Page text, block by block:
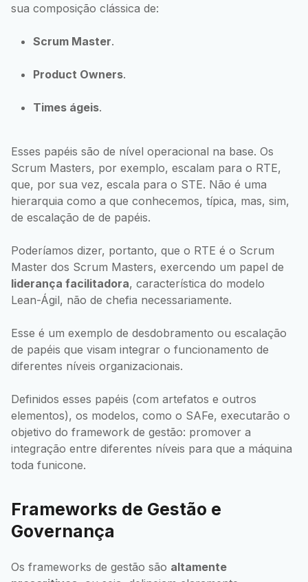
sua composição clássica de:
Scrum Master.
Product Owners.
Times ágeis.
Esses papéis são de nível operacional na base. Os
Scrum Masters, por exemplo, escalam para o RTE,
que, por sua vez, escala para o STE. Não é uma
hierarquia como a que conhecemos, típica, mas, sim,
de escalação de de papéis.
Poderíamos dizer, portanto, que o RTE é o Scrum
Master dos Scrum Masters, exercendo um papel de
liderança facilitadora, característica do modelo
Lean-Ágil, não de chefia necessariamente.
Esse é um exemplo de desdobramento ou escalação
de papéis que visam integrar o funcionamento de
diferentes níveis organizacionais.
Definidos esses papéis (com artefatos e outros
elementos), os modelos, como o SAFe, executarão o
objetivo do framework de gestão: promover a
integração entre diferentes níveis para que a máquina
toda funicone.
Frameworks de Gestão e
Governança
Os frameworks de gestão são altamente